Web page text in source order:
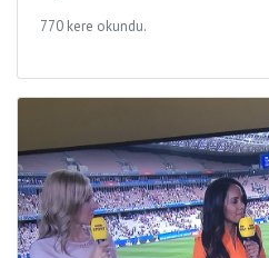
770 kere okundu.